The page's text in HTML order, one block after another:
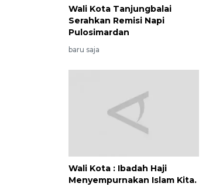
Wali Kota Tanjungbalai
Serahkan Remisi Napi
Pulosimardan
baru saja
Wali Kota : Ibadah Haji
Menyempurnakan Islam Kita.